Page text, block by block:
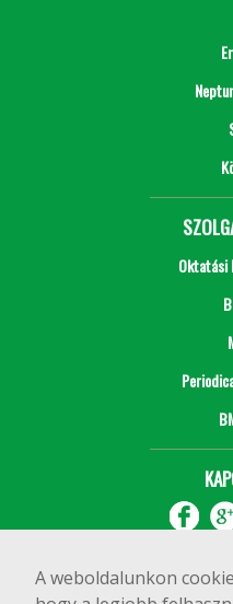
A weboldalunkon
Oktatási